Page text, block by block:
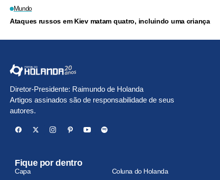
Mundo
Ataques russos em Kiev matam quatro, incluindo uma criança
Diretor-Presidente: Raimundo de Holanda
Artigos assinados são de responsabilidade de seus
autores.
Fique por dentro
Capa Coluna do Holanda